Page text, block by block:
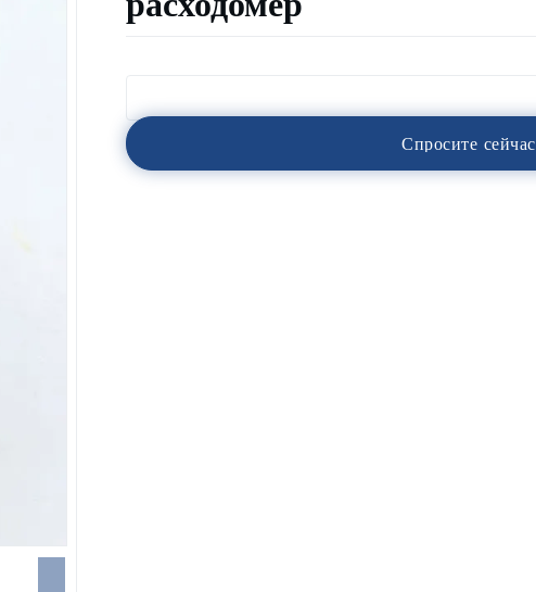
Спросите сейчас